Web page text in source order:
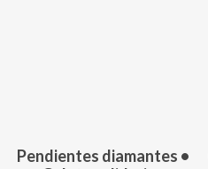
Pendientes diamantes •